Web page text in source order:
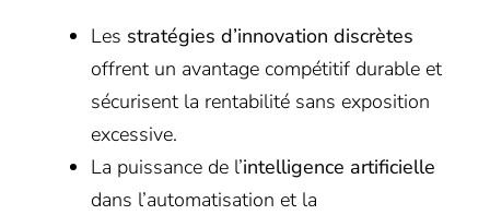
Les stratégies d’innovation discrètes
offrent un avantage compétitif durable et
sécurisent la rentabilité sans exposition
excessive.
La puissance de l’intelligence artificielle
dans l’automatisation et la